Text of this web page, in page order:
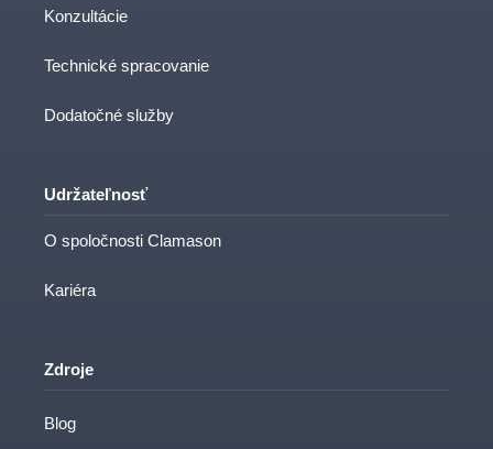
Konzultácie
Technické spracovanie
Dodatočné služby
Udržateľnosť
O spoločnosti Clamason
Kariéra
Zdroje
Blog